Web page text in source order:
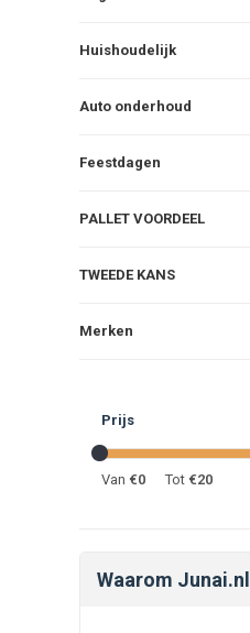
Huishoudelijk
Auto onderhoud
Feestdagen
PALLET VOORDEEL
TWEEDE KANS
Merken
Prijs
Van €0 Tot €20
Waarom Junai.nl